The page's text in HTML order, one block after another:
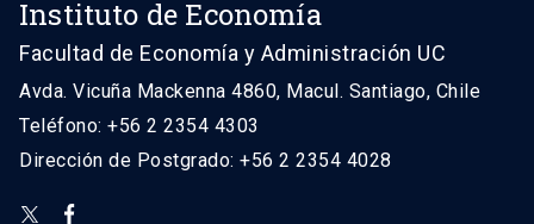
Instituto de Economía
Facultad de Economía y Administración UC
Avda. Vicuña Mackenna 4860, Macul. Santiago, Chile
Teléfono: +56 2 2354 4303
Dirección de Postgrado: +56 2 2354 4028